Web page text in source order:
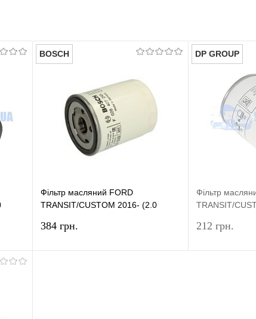
BOSCH
Фільтр масляний FORD
TRANSIT/CUSTOM 2016- (2.0
384 грн.
DP GROUP
Фільтр
TRANSIT/
212 грн.